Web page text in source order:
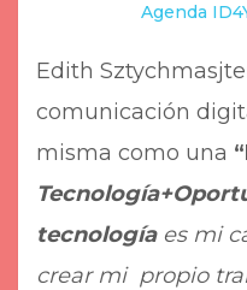
Agenda
Edith
comunicación
misma como una
tecnologíaes mi
crear mi propio